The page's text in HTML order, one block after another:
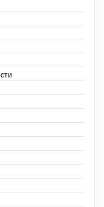
вертикаль
и охрана недр
качества